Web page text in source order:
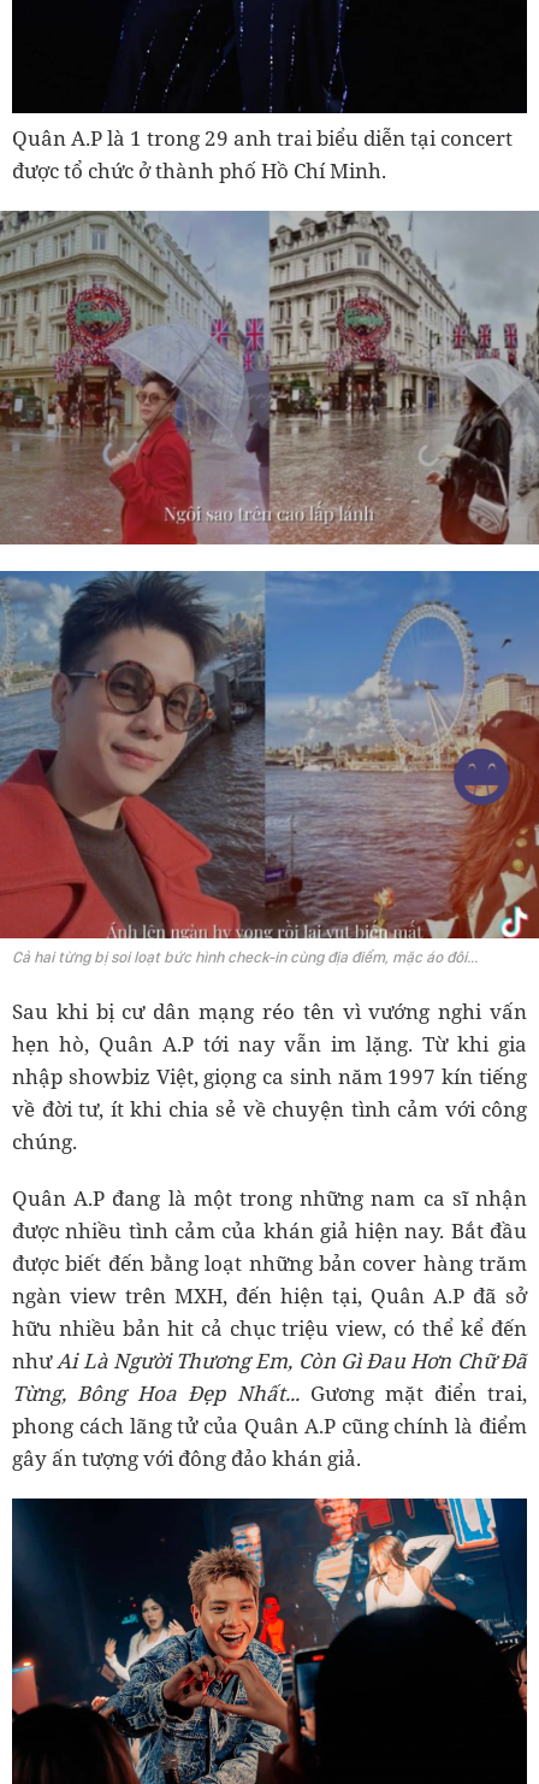
Quân A.P là 1 trong 29 anh trai biểu diễn tại concert
được tổ chức ở thành phố Hồ Chí Minh.
Cả hai từng bị soi loạt bức hình check-in cùng địa điểm, mặc áo đôi...
Sau khi bị cư dân mạng réo tên vì vướng nghi vấn
hẹn hò, Quân A.P tới nay vẫn im lặng. Từ khi gia
nhập showbiz Việt, giọng ca sinh năm 1997 kín tiếng
về đời tư, ít khi chia sẻ về chuyện tình cảm với công
chúng.
Quân A.P đang là một trong những nam ca sĩ nhận
được nhiều tình cảm của khán giả hiện nay. Bắt đầu
được biết đến bằng loạt những bản cover hàng trăm
ngàn view trên MXH, đến hiện tại, Quân A.P đã sở
hữu nhiều bản hit cả chục triệu view, có thể kể đến
nhưAi Là Người Thương Em, Còn Gì Đau Hơn Chữ Đã
Từng, Bông Hoa Đẹp Nhất... Gương mặt điển trai,
phong cách lãng tử của Quân A.P cũng chính là điểm
gây ấn tượng với đông đảo khán giả.